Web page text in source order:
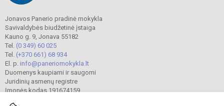
Jonavos Panerio pradinė mokykla
Savivaldybės biudžetinė įstaiga
Kauno g. 9, Jonava 55182
Tel. (0 349) 60 025
Tel. (+370 661) 68 934
El. p. info@paneriomokykla.lt
Duomenys kaupiami ir saugomi
Juridinių asmenų registre
Įmonės kodas 191674159